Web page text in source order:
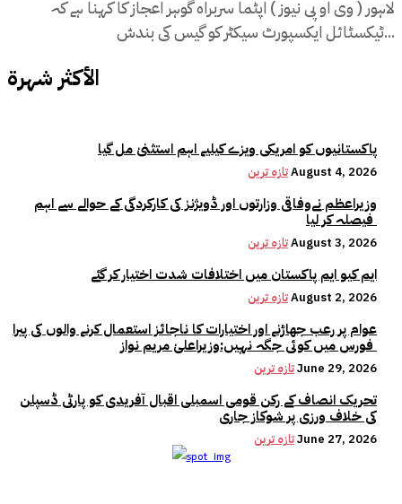
لاہور ( وی او پی نیوز ) اپٹما سربراہ گوہر اعجاز کا کہنا ہے کہ
ٹیکسٹائل ایکسپورٹ سیکٹر کو گیس کی بندش...
الأكثر شهرة
پاکستانیوں کو امریکی ویزے کیلیے اہم استثنیٰ مل گیا
تازہ ترینAugust 4, 2026
وزیراعظم نےوفاقی وزارتوں اور ڈویژنز کی کارکردگی کے حوالے سے اہم
تازہ ترینAugust 3, 2026
ایم کیو ایم پاکستان میں اختلافات شدت اختیار کر گئے
تازہ ترینAugust 2, 2026
عوام پر رعب جھاڑنے اور اختیارات کا ناجائز استعمال کرنے والوں کی پیرا
تازہ ترینJune 29, 2026
تحریک انصاف کے رکن قومی اسمبلی اقبال آفریدی کو پارٹی ڈسپلن
کی خلاف ورزی پر شوکاز جاری
تازہ ترینJune 27, 2026